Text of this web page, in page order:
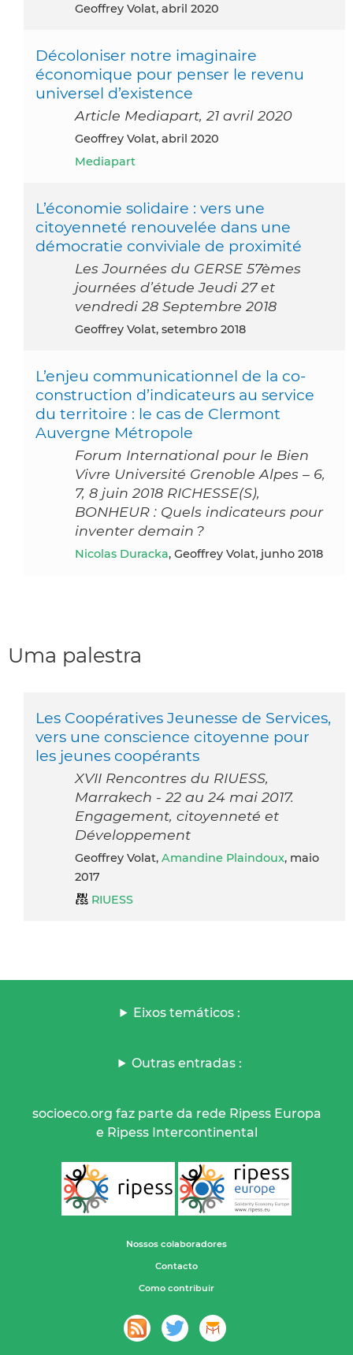
Geoffrey Volat, abril 2020
Décoloniser notre imaginaire
économique pour penser le revenu
universel d’existence
Article Mediapart, 21 avril 2020
Geoffrey Volat, abril 2020
Mediapart
L’économie solidaire : vers une
citoyenneté renouvelée dans une
démocratie conviviale de proximité
Les Journées du GERSE 57èmes
journées d’étude Jeudi 27 et
vendredi 28 Septembre 2018
Geoffrey Volat, setembro 2018
L’enjeu communicationnel de la co-
construction d’indicateurs au service
du territoire : le cas de Clermont
Auvergne Métropole
Forum International pour le Bien
Vivre Université Grenoble Alpes – 6,
7, 8 juin 2018 RICHESSE(S),
BONHEUR : Quels indicateurs pour
inventer demain ?
Nicolas Duracka, Geoffrey Volat, junho 2018
Uma palestra
Les Coopératives Jeunesse de Services,
vers une conscience citoyenne pour
les jeunes coopérants
XVII Rencontres du RIUESS,
Marrakech - 22 au 24 mai 2017.
Engagement, citoyenneté et
Développement
Geoffrey Volat, Amandine Plaindoux, maio
2017
RIUESS
Eixos temáticos :
Outras entradas :
socioeco.org faz parte da rede Ripess Europa
e Ripess Intercontinental
Nossos colaboradores
Contacto
Como contribuir